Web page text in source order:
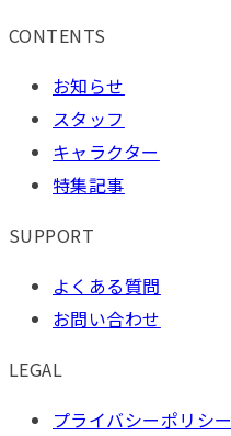
CONTENTS
お知らせ
スタッフ
キャラクター
特集記事
SUPPORT
よくある質問
お問い合わせ
LEGAL
プライバシーポリシー